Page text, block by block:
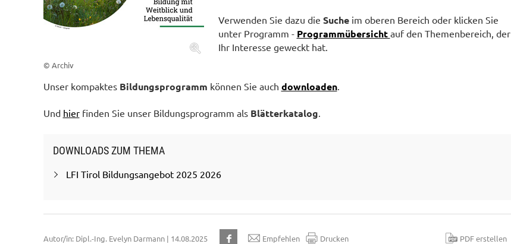
© Archiv
Verwenden Sie dazu die Sucheim oberen Bereich oder klicken Sie
unter Programm - Programmübersicht auf den Themenbereich, der
Ihr Interesse geweckt hat.
Unser kompaktes Bildungsprogramm können Sie auch downloaden.
Und hierfinden Sie unser Bildungsprogramm als Blätterkatalog
DOWNLOADS ZUM THEMA
LFI Tirol Bildungsangebot 2025 2026
Autor/in: Dipl.-Ing. Evelyn Darmann | 14.08.2025 Empfehlen Drucken PDF erstellen